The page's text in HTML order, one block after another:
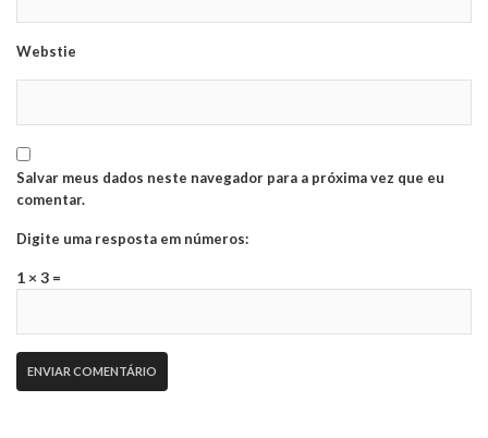
Webstie
Salvar meus dados neste navegador para a próxima vez que eu
comentar.
Digite uma resposta em números:
1 × 3 =